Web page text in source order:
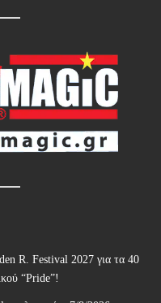
R. Festival 2027 για τα 40
“Pride”!